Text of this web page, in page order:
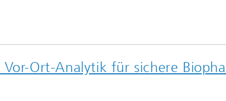
Vor-Ort-Analytik für sichere